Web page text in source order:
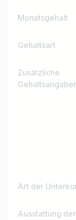
Monatsgehalt
Gehaltsart
Zusätzliche
Art der
Ausstattung der